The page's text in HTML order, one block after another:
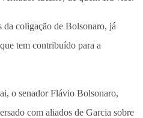
da coligação de Bolsonaro, já
tem contribuído para a
o senador Flávio Bolsonaro,
com aliados de Garcia sobre